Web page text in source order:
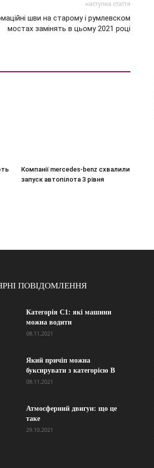
наступна стаття
шви на старому і румлевском
мостах замінять в цьому 2021 році
Компанії mercedes-benz схвалили
запуск автопілота 3 рівня
ПОВІДОМЛЕННЯ
Категорія С1: які машини
можна водити
08.11.2021
Який причіп можна
буксирувати з категорією В
08.11.2021
Атмосферний двигун: що це
таке
29.10.2021